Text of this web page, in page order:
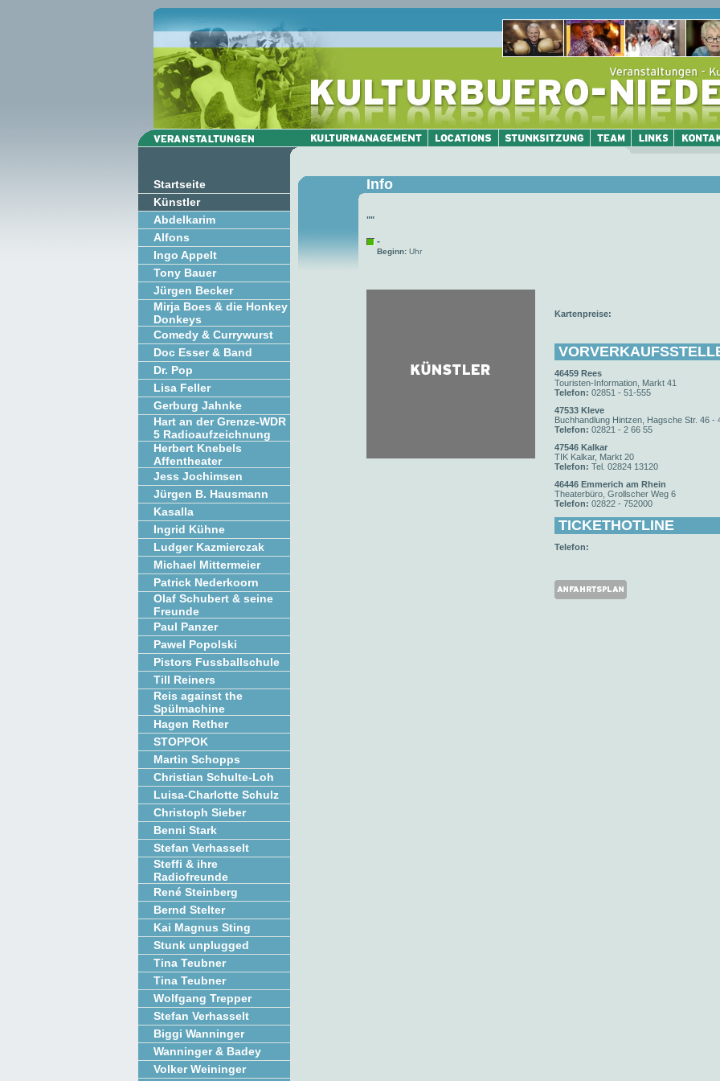
Startseite
Künstler
Abdelkarim
Alfons
Ingo Appelt
Tony Bauer
Jürgen Becker
Mirja Boes & die Honkey
Donkeys
Comedy & Currywurst
Doc Esser & Band
Dr. Pop
Lisa Feller
Gerburg Jahnke
Hart an der Grenze-WDR
5 Radioaufzeichnung
Herbert Knebels
Affentheater
Jess Jochimsen
Jürgen B. Hausmann
Kasalla
Ingrid Kühne
Ludger Kazmierczak
Michael Mittermeier
Patrick Nederkoorn
Olaf Schubert & seine
Freunde
Paul Panzer
Pawel Popolski
Pistors Fussballschule
Till Reiners
Reis against the
Spülmachine
Hagen Rether
STOPPOK
Martin Schopps
Christian Schulte-Loh
Luisa-Charlotte Schulz
Christoph Sieber
Benni Stark
Stefan Verhasselt
Steffi & ihre
Radiofreunde
René Steinberg
Bernd Stelter
Kai Magnus Sting
Stunk unplugged
Tina Teubner
Tina Teubner
Wolfgang Trepper
Stefan Verhasselt
Biggi Wanninger
Wanninger & Badey
Volker Weininger
Info
""
-
Beginn: Uhr
Kartenpreise:
46459 Rees
Touristen-Information, Markt 41
Telefon: 02851 - 51-555
47533 Kleve
Buchhandlung Hintzen, Hagsche Str. 46 -
Telefon: 02821 - 2 66 55
47546 Kalkar
TIK Kalkar, Markt 20
Telefon: Tel. 02824 13120
46446 Emmerich am Rhein
Theaterbüro, Grollscher Weg 6
Telefon: 02822 - 752000
TICKETHOTLINE
Telefon: